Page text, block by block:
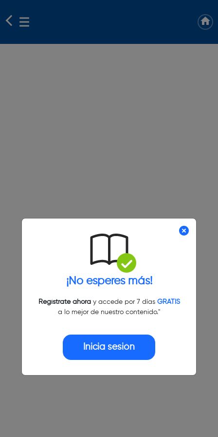
¡No esperes más!
Regístrate ahoray accede por 7 días GRATIS
a lo mejor de nuestro contenido."
Inicia sesión